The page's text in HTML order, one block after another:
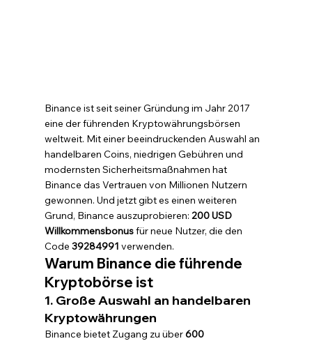
Binance ist seit seiner Gründung im Jahr 2017
eine der führenden Kryptowährungsbörsen
weltweit. Mit einer beeindruckenden Auswahl an
handelbaren Coins, niedrigen Gebühren und
modernsten Sicherheitsmaßnahmen hat
Binance das Vertrauen von Millionen Nutzern
gewonnen. Und jetzt gibt es einen weiteren
Grund, Binance auszuprobieren: 200 USD
Willkommensbonus für neue Nutzer, die den
Code 39284991 verwenden.
Warum Binance die führende
Kryptobörse ist
1. Große Auswahl an handelbaren
Kryptowährungen
Binance bietet Zugang zu über 600